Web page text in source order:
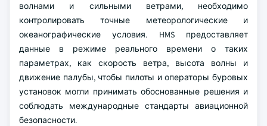
волнами и сильными ветрами, необходимо
контролировать точные метеорологические и
океанографические условия. HMS предоставляет
данные в режиме реального времени о таких
параметрах, как скорость ветра, высота волны и
движение палубы, чтобы пилоты и операторы буровых
установок могли принимать обоснованные решения и
соблюдать международные стандарты авиационной
безопасности.